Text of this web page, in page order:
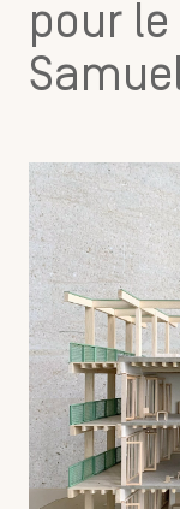
pour